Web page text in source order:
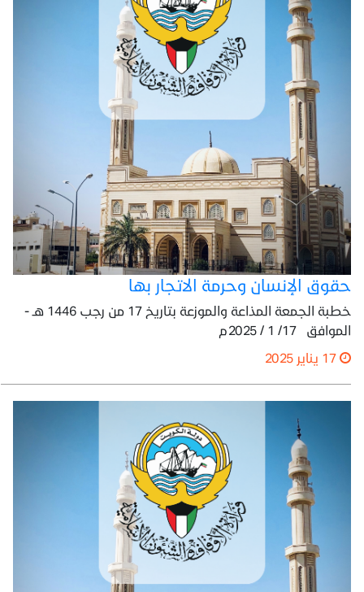
حقوق الإنسان وحرمة الاتجار بها
خطبة الجمعة المذاعة والموزعة بتاريخ 17 من رجب 1446 هـ -
الموافق 17/ 1 / 2025م